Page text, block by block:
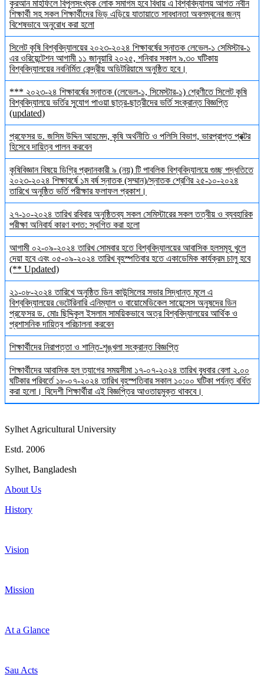
কুরআন মাহফিলে বিপুলসংখ্যক লোক সমাগম হবে বিধায় এ বিশ্ববিদ্যালয় আগত নবীন
শিক্ষার্থী সহ সকল শিক্ষার্থীদের ভিড় এড়িয়ে যাতায়াতে সাবধানতা অবলম্বনের জন্য
বিশেষভাবে অনুরোধ করা হলো
সিলেট কৃষি বিশ্ববিদ্যালয়ের ২০২৩-২০২৪ শিক্ষাবর্ষের স্নাতক লেভেল-১ সেমিস্টার-১
এর ওরিয়েন্টেশন আগামী ১১ জানুয়ারি ২০২৫, শনিবার সকাল ৯.৩০ ঘটিকায়
বিশ্ববিদ্যালয়ের নবনির্মিত কেন্দ্রীয় অডিটরিয়ামে অনুষ্ঠিত হবে।
*** ২০২৩-২৪ শিক্ষাবর্ষের স্নাতক (লেভেল-১, সিমেস্টার-১) শ্রেণীতে সিলেট কৃষি
বিশ্ববিদ্যালয়ে ভর্তির সুযোগ পাওয়া ছাত্র-ছাত্রীদের ভর্তি সংক্রান্ত বিজ্ঞপ্তি
(updated)
প্রফেসর ড. জসিম উদ্দিন আহমেদ, কৃষি অর্থনীতি ও পলিসি বিভাগ, ভারপ্রাপ্ত প্রক্টর
হিসেবে দায়িত্ব পালন করবেন
কৃষিবিজ্ঞান বিষয়ে ডিগ্রি প্রদানকারী ৯ (নয়) টি পাবলিক বিশ্ববিদ্যালয়ে গুচ্ছ পদ্ধতিতে
২০২৩-২০২৪ শিক্ষাবর্ষে ১ম বর্ষ স্নাতক (সম্মান)/স্নাতক শ্রেণির ২৫-১০-২০২৪
তারিখে অনুষ্ঠিত ভর্তি পরীক্ষার ফলাফল প্রকাশ।
২৭-১০-২০২৪ তারিখ রবিবার অনুষ্ঠিতব্য সকল সেমিস্টারের সকল তত্বীয় ও ব্যবহারিক
পরীক্ষা অনিবার্য কারণ বশত: স্থগিত করা হলো
আগামী ০২-০৯-২০২৪ তারিখ সোমবার হতে বিশ্ববিদ্যালয়ের আবাসিক হলসমূহ খুলে
দেয়া হবে এবং ০৫-০৯-২০২৪ তারিখ বৃহস্পতিবার হতে একাডেমিক কার্যক্রম চালু হবে
(** Updated)
২১-০৮-২০২৪ তারিখে অনুষ্ঠিত ডিন কাউন্সিলের সভার সিদ্ধান্ত মূলে এ
বিশ্ববিদ্যালয়ের ভেটেরিনারি এনিম্যাল ও বায়োমেডিকেল সায়েন্সেস অনুষদের ডিন
প্রফেসর ড. মোঃ ছিদ্দিকুল ইসলাম সাময়িকভাবে অত্র বিশ্ববিদ্যালয়ের আর্থিক ও
প্রশাসনিক দায়িত্ব পরিচালনা করবেন
শিক্ষার্থীদের নিরাপত্তা ও শান্তি-শৃঙ্খলা সংক্রান্ত বিজ্ঞপ্তি
শিক্ষার্থীদের আবাসিক হল ত্যাগের সময়সীমা ১৭-০৭-২০২৪ তারিখ বুধবার বেলা ২.০০
ঘটিকার পরিবর্তে ১৮-০৭-২০২৪ তারিখ বৃহস্পতিবার সকাল ১০:০০ ঘটিকা পর্যন্ত বর্ধিত
করা হলো। বিদেশী শিক্ষার্থীরা এই বিজ্ঞপ্তির আওতায়মুক্ত থাকবে।
Sylhet Agricultural University
Estd. 2006
Sylhet, Bangladesh
About Us
History
Vision
Mission
At a Glance
Sau Acts